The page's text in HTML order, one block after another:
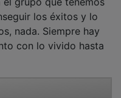
los éxitos y lo
nada. Siempre hay
con lo vivido hasta